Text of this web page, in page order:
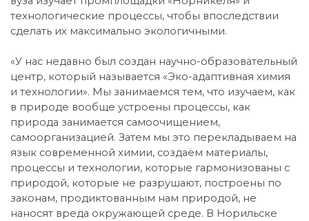
технологические процессы, чтобы впоследствии
сделать их максимально экологичными.
«У нас недавно был создан научно-образовательный
центр, который называется «Эко-адаптивная химия
и технологии». Мы занимаемся тем, что изучаем, как
в природе вообще устроены процессы, как
природа занимается самоочищением,
самоорганизацией. Затем мы это перекладываем на
язык современной химии, создаём материалы,
процессы и технологии, которые гармонизованы с
природой, которые не разрушают, построены по
законам, продиктованным нам природой, не
наносят вреда окружающей среде. В Норильске